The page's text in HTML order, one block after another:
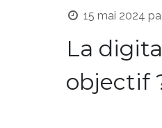
15 mai 2024
La
objectif